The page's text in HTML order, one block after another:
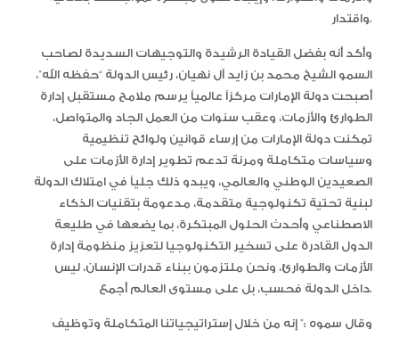
واقتدار.
وأكد أنه بفضل القيادة الرشيدة والتوجيهات السديدة لصاحب
السمو الشيخ محمد بن زايد آل نهيان، رئيس الدولة “حفظه الله”،
أصبحت دولة الإمارات مركزاً عالمياً يرسم ملامح مستقبل إدارة
الطوارئ والأزمات، وعقب سنوات من العمل الجاد والمتواصل،
تمكنت دولة الإمارات من إرساء قوانين ولوائح تنظيمية
وسياسات متكاملة ومرنة تدعم تطوير إدارة الأزمات على
الصعيدين الوطني والعالمي، ويبدو ذلك جلياً في امتلاك الدولة
لبنية تحتية تكنولوجية متقدمة، مدعومة بتقنيات الذكاء
الاصطناعي وأحدث الحلول المبتكرة، بما يضعها في طليعة
الدول القادرة على تسخير التكنولوجيا لتعزيز منظومة إدارة
الأزمات والطوارئ، ونحن ملتزمون ببناء قدرات الإنسان، ليس
داخل الدولة فحسب، بل على مستوى العالم أجمع.
وقال سموه :” إنه من خلال إستراتيجياتنا المتكاملة وتوظيف